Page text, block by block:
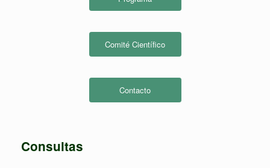
Comité Científico
Contacto
Consultas